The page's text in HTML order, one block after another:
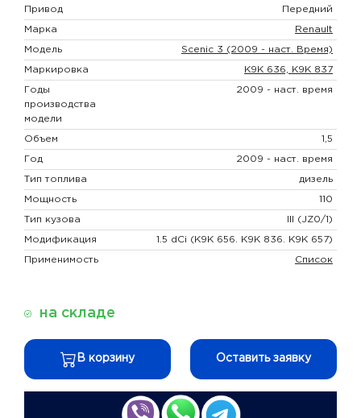
Привод Передний
Марка Renault
Модель Scenic 3 (2009 - наст. Время)
Маркировка K9K 636, K9K 837
Годы
производства
модели
2009 - наст. время
Объем 1,5
Год 2009 - наст. время
Тип топлива дизель
Мощность 110
Тип кузова III (JZ0/1)
Модификация 1.5 dCi (K9K 656. K9K 836. K9K 657)
Применимость Список
на складе
В корзину Оставить заявку